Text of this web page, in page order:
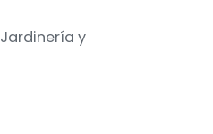
Jardinería y